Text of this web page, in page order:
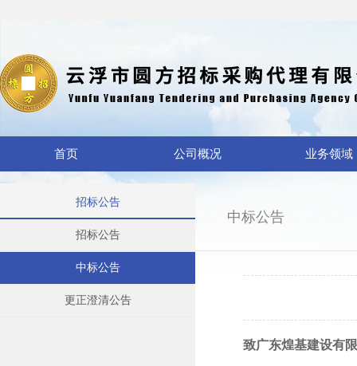
首页 公司概况 业务领域
招标公告
招标公告
中标公告
更正澄清公告
中标公告
致广东煌基建设有